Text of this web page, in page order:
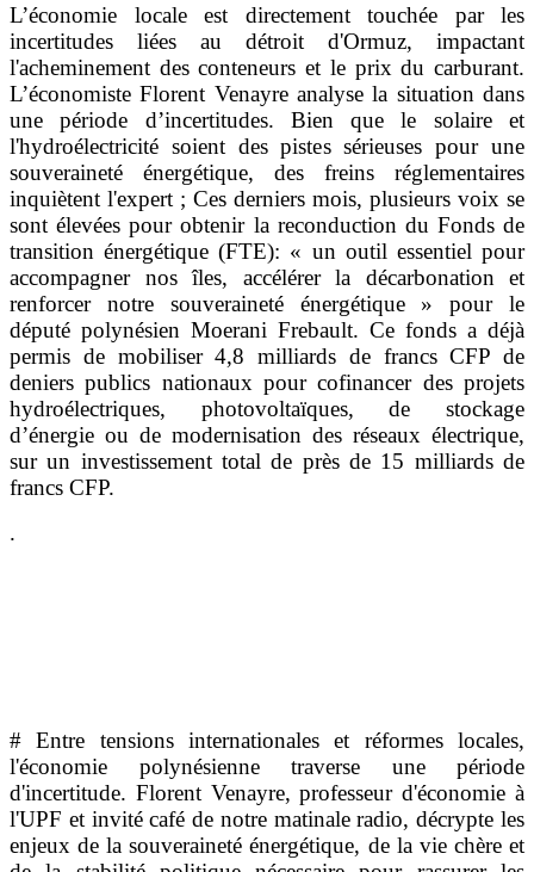
L’économie locale est directement touchée par les
incertitudes liées au détroit d'Ormuz, impactant
l'acheminement des conteneurs et le prix du carburant.
L’économiste Florent Venayre analyse la situation dans
une période d’incertitudes. Bien que le solaire et
l'hydroélectricité soient des pistes sérieuses pour une
souveraineté énergétique, des freins réglementaires
inquiètent l'expert ; Ces derniers mois, plusieurs voix se
sont élevées pour obtenir la reconduction du Fonds de
transition énergétique (FTE): « un outil essentiel pour
accompagner nos îles, accélérer la décarbonation et
renforcer notre souveraineté énergétique » pour le
député polynésien Moerani Frebault. Ce fonds a déjà
permis de mobiliser 4,8 milliards de francs CFP de
deniers publics nationaux pour cofinancer des projets
hydroélectriques, photovoltaïques, de stockage
d’énergie ou de modernisation des réseaux électrique,
sur un investissement total de près de 15 milliards de
francs CFP.
.
# Entre tensions internationales et réformes locales,
l'économie polynésienne traverse une période
d'incertitude. Florent Venayre, professeur d'économie à
l'UPF et invité café de notre matinale radio, décrypte les
enjeux de la souveraineté énergétique, de la vie chère et